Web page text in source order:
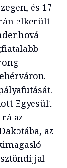
és 17
elkerült
Egyesült
az
az